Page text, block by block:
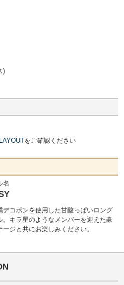
)
をご確認ください
名
デコポンを使用した甘酸っぱいロング
。キラ星のようなメンバーを迎えた豪
ージと共にお楽しみください。